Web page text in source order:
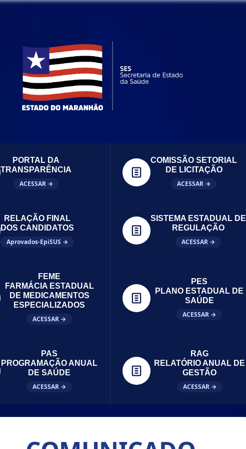
PORTAL DA
TRANSPARÊNCIA
ACESSAR →
COMISSÃO SETORIAL
DE LICITAÇÃO
ACESSAR →
RELAÇÃO FINAL
DOS CANDIDATOS
Aprovados-EpiSUS →
SISTEMA ESTADUAL DE
REGULAÇÃO
ACESSAR →
FEME
FARMÁCIA ESTADUAL
DE MEDICAMENTOS
ESPECIALIZADOS
ACESSAR →
PES
PLANO ESTADUAL DE
SAÚDE
ACESSAR →
PAS
PROGRAMAÇÃO ANUAL
DE SAÚDE
ACESSAR →
RAG
RELATÓRIO ANUAL DE
GESTÃO
ACESSAR →